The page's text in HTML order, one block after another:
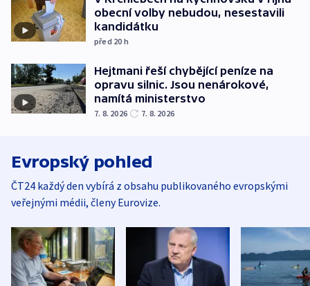
obecní volby nebudou, nesestavili
kandidátku
před 20 h
Hejtmani řeší chybějící peníze na
opravu silnic. Jsou nenárokové,
namítá ministerstvo
7. 8. 2026 7. 8. 2026
Evropský pohled
ČT24 každý den vybírá z obsahu publikovaného evropskými
veřejnými médii, členy Eurovize.